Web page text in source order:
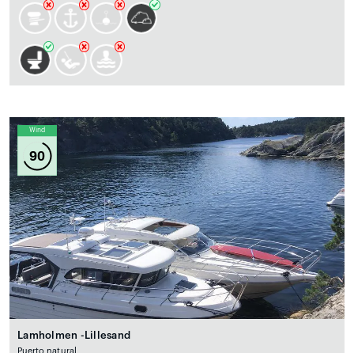
Wind
90
Lamholmen -Lillesand
Puerto natural